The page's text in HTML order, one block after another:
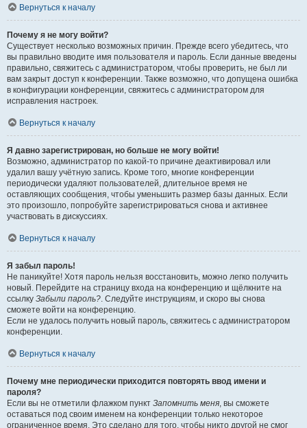
Вернуться к началу
Почему я не могу войти?
Существует несколько возможных причин. Прежде всего убедитесь, что
вы правильно вводите имя пользователя и пароль. Если данные введены
правильно, свяжитесь с администратором, чтобы проверить, не был ли
вам закрыт доступ к конференции. Также возможно, что допущена ошибка
в конфигурации конференции, свяжитесь с администратором для
исправления настроек.
Вернуться к началу
Я давно зарегистрирован, но больше не могу войти!
Возможно, администратор по какой-то причине деактивировал или
удалил вашу учётную запись. Кроме того, многие конференции
периодически удаляют пользователей, длительное время не
оставляющих сообщения, чтобы уменьшить размер базы данных. Если
это произошло, попробуйте зарегистрироваться снова и активнее
участвовать в дискуссиях.
Вернуться к началу
Я забыл пароль!
Не паникуйте! Хотя пароль нельзя восстановить, можно легко получить
новый. Перейдите на страницу входа на конференцию и щёлкните на
ссылку Забыли пароль?. Следуйте инструкциям, и скоро вы снова
сможете войти на конференцию.
Если не удалось получить новый пароль, свяжитесь с администратором
конференции.
Вернуться к началу
Почему мне периодически приходится повторять ввод имени и
пароля?
Если вы не отметили флажком пункт Запомнить меня, вы сможете
оставаться под своим именем на конференции только некоторое
ограниченное время. Это сделано для того, чтобы никто другой не смог